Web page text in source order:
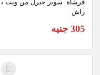
فرشاة  سوبر جيرل من ويت ب
راش
305 جنيه